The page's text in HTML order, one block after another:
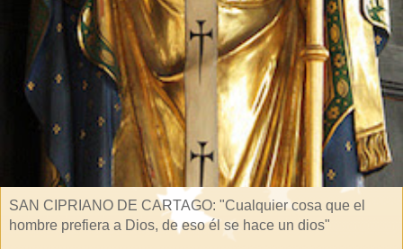
SAN CIPRIANO DE CARTAGO: "Cualquier cosa que el
hombre prefiera a Dios, de eso él se hace un dios"